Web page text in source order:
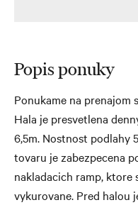
Popis ponuky
Ponukame na prenajom
Hala je presvetlena
6,5m. Nostnost podlahy
tovaru je zabezpecena
nakladacich ramp, ktore
vykurovane. Pred halou